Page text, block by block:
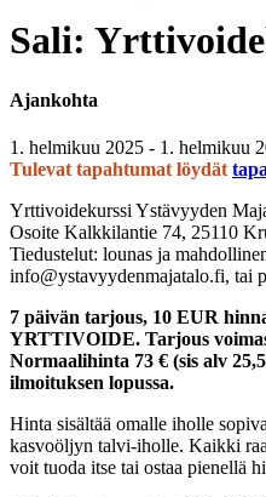
Sali:
Ajankohta
1. helmikuu 2025 - 1. helmikuu
Tulevat tapahtumat löydät
Yrttivoidekurssi Ystävyyden
Osoite Kalkkilantie 74, 25110
Tiedustelut: lounas ja
info@ystavyydenmajatalo.fi, tai
7 päivän tarjous, 10 EUR
YRTTIVOIDE. Tarjous
Normaalihinta 73 € (sis alv
ilmoituksen lopussa.
Hinta sisältää omalle iholle
kasvoöljyn talvi-iholle. Kaikki
voit tuoda itse tai ostaa pienellä